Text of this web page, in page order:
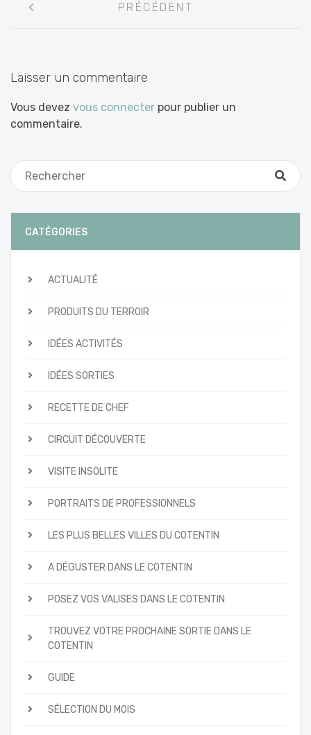
entre
PRÉCÉDENT
Laisser un commentaire
Vous devez vous connecter pour publier un
commentaire.
CATÉGORIES
ACTUALITÉ
PRODUITS DU TERROIR
IDÉES ACTIVITÉS
IDÉES SORTIES
RECETTE DE CHEF
CIRCUIT DÉCOUVERTE
VISITE INSOLITE
PORTRAITS DE PROFESSIONNELS
LES PLUS BELLES VILLES DU COTENTIN
A DÉGUSTER DANS LE COTENTIN
POSEZ VOS VALISES DANS LE COTENTIN
TROUVEZ VOTRE PROCHAINE SORTIE DANS LE
COTENTIN
GUIDE
SÉLECTION DU MOIS